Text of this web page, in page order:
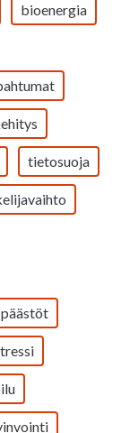
bioenergia
tietosuoja
päästöt